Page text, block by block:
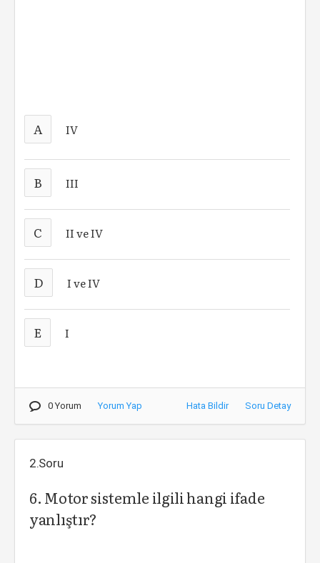
A IV
B III
C II ve IV
D I ve IV
E I
0 Yorum Yorum Yap Hata Bildir Soru Detay
2.Soru
6. Motor sistemle ilgili hangi ifade
yanlıştır?